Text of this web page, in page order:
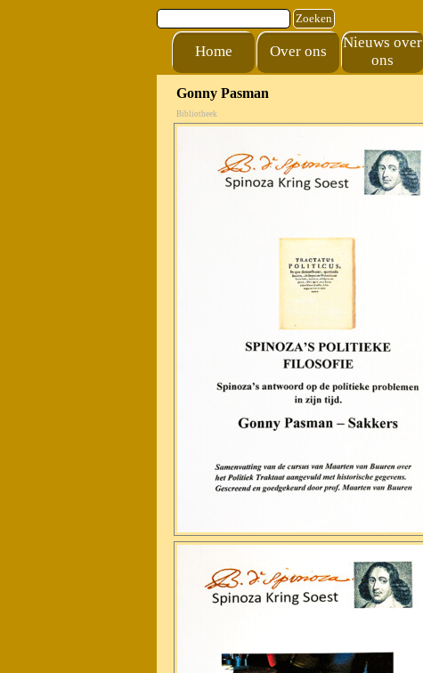
Zoeken
Home Over ons
Nieuws over
ons
Gonny Pasman
Bibliotheek